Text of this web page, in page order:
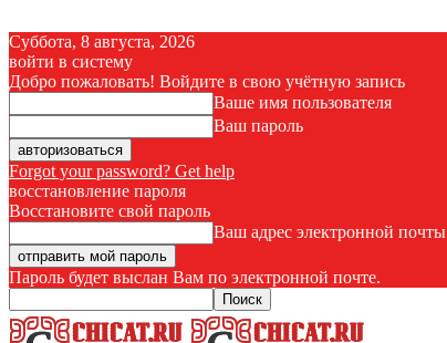
Суббота, 8 августа, 2026
войти в систему
Добро пожаловать! Войдите в свою учётную запись
Ваше имя пользователя
Ваш пароль
Forgot your password? Get help
восстановление пароля
Восстановите свой пароль
Ваш адрес электронной почты
Пароль будет выслан Вам по электронной почте.